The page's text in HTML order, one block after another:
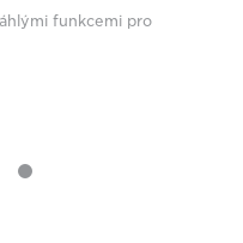
funkcemi pro